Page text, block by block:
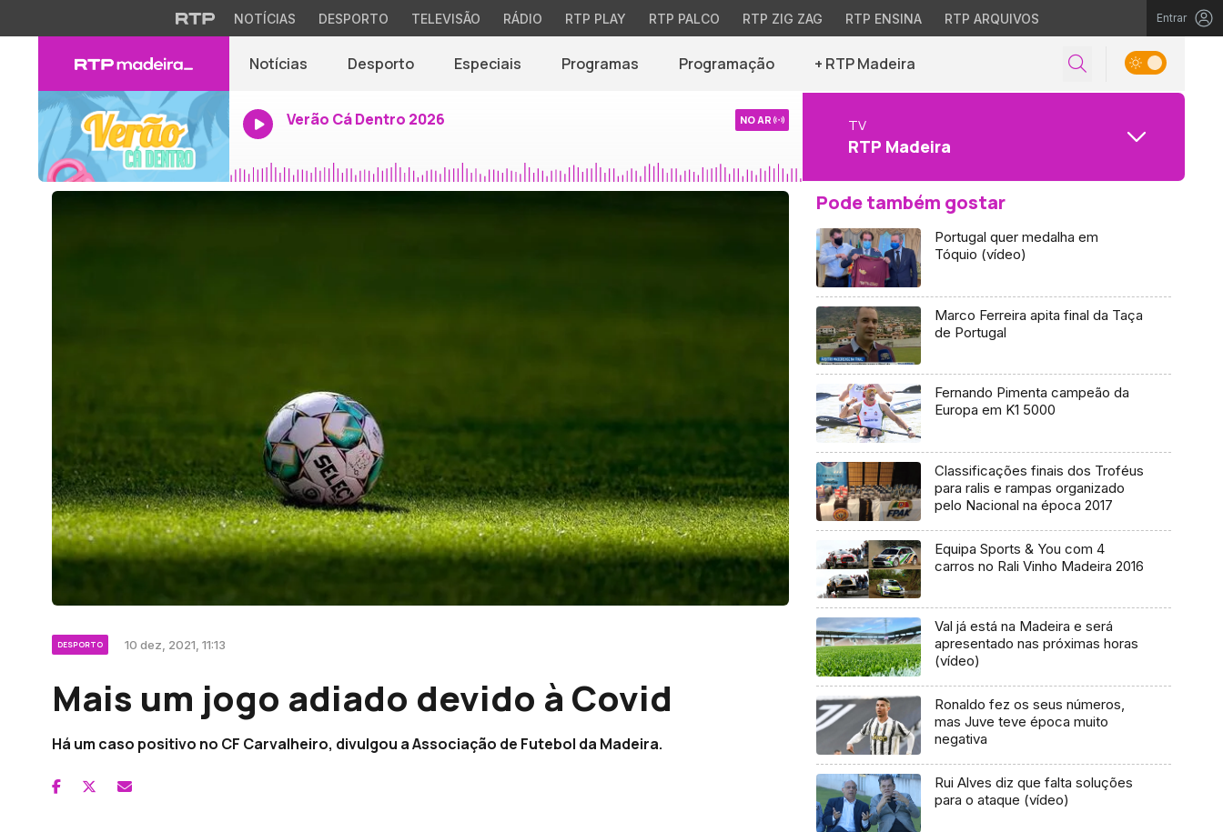
NOTÍCIAS DESPORTO TELEVISÃO RÁDIO RTP PLAY RTP PALCO RTP ZIG ZAG RTP ENSINA RTP ARQUIVOS Entrar
Notícias Desporto Especiais Programas Programação + RTP Madeira
Verão Cá Dentro 2026 NO AR TV
RTP Madeira
DESPORTO 10 dez, 2021, 11:13
Mais um jogo adiado devido à Covid
Há um caso positivo no CF Carvalheiro, divulgou a Associação de Futebol da Madeira.
Pode também gostar
Portugal quer medalha em
Tóquio (vídeo)
Marco Ferreira apita final da Taça
de Portugal
Fernando Pimenta campeão da
Europa em K1 5000
Classificações finais dos Troféus
para ralis e rampas organizado
pelo Nacional na época 2017
Equipa Sports & You com 4
carros no Rali Vinho Madeira 2016
Val já está na Madeira e será
apresentado nas próximas horas
(vídeo)
Ronaldo fez os seus números,
mas Juve teve época muito
negativa
Rui Alves diz que falta soluções
para o ataque (vídeo)